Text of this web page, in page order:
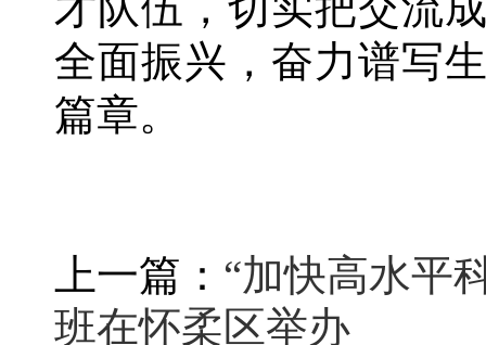
全面振兴，奋力谱写
篇章。
上一篇： “加快高水平
班在怀柔区举办